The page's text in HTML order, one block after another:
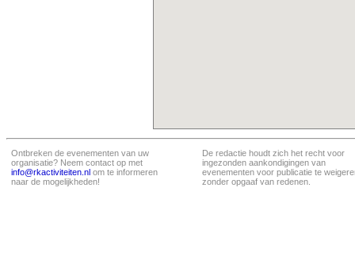
Ontbreken de evenementen van uw
organisatie? Neem contact op met
info@rkactiviteiten.nl om te informeren
naar de mogelijkheden!
De redactie houdt zich het recht voor
ingezonden aankondigingen van
evenementen voor publicatie te
zonder opgaaf van redenen.